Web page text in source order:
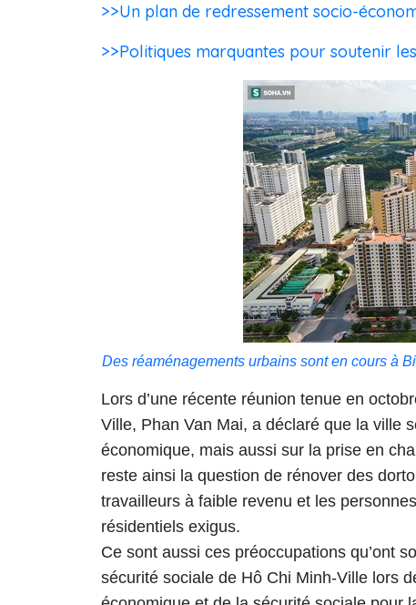
>>Un plan de redressement socio-
>>Politiques marquantes pour soutenir
Des réaménagements urbains sont en cours à
Lors d’une récente réunion tenue en
Ville, Phan Van Mai, a déclaré que la ville
économique, mais aussi sur la prise en
reste ainsi la question de rénover des
travailleurs à faible revenu et les
résidentiels exigus.
Ce sont aussi ces préoccupations qu’ont
sécurité sociale de Hô Chi Minh-Ville lors